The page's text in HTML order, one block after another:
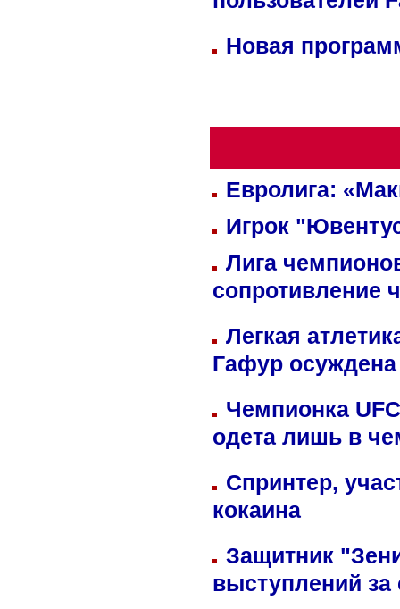
Новая
Евролига:
Игрок
Лига
сопротивление
Легкая
Гафур осуждена
Чемпионка
одета лишь в
Спринтер,
кокаина
Защитник
выступлений